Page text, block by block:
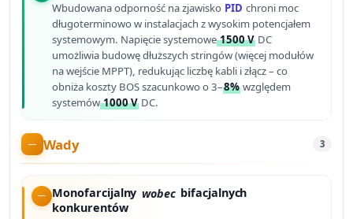
Wbudowana odporność na zjawisko PID chroni moc
długoterminowo w instalacjach z wysokim potencjałem
systemowym. Napięcie systemowe1500 V DC
umożliwia budowę dłuższych stringów (więcej modułów
na wejście MPPT), redukując liczbę kabli i złącz – co
obniża koszty BOS szacunkowo o 3–8% względem
systemów1000 V DC.
Wady 3
Monofarcijalny wobec bifacjalnych
konkurentów